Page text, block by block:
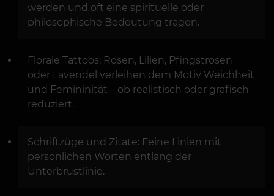
werden und oft eine spirituelle oder
philosophische Bedeutung tragen.
Florale Tattoos: Rosen, Lilien, Pfingstrosen
oder Lavendel verleihen dem Motiv Weichheit
und Femininität – ob realistisch oder grafisch
reduziert.
Schriftzüge und Zitate: Feine Linien mit
persönlichen Worten entlang der
Unterbrustlinie.